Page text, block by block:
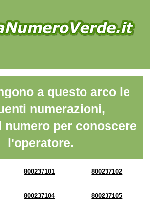
a questo arco le
numerazioni,
numero per conoscere
l'operatore.
800237101 800237102
800237104 800237105